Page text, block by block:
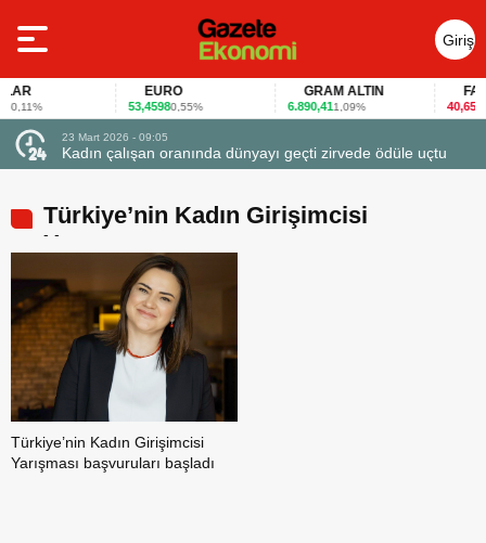
Giriş
Yap
EURO
53,45980,55%
GRAM ALTIN
6.890,411,09%
FAİZ
40,65-
23 Mart 2026 - 09:05
Kadın çalışan oranında dünyayı geçti zirvede ödüle uçtu
Türkiye’nin Kadın Girişimcisi
Yarışması
Türkiye’nin Kadın Girişimcisi
Yarışması başvuruları başladı